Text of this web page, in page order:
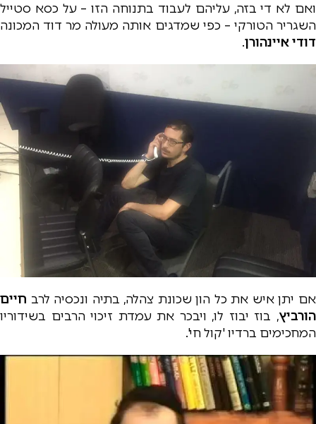
ואם לא די בזה, עליהם לעבוד בתנוחה הזו – על כסא סטייל
השגריר הטורקי – כפי שמדגים אותה מעולה מר דוד המכונה
דודי איינהורן.
אם יתן איש את כל הון שכונת צהלה, בתיה ונכסיה לרב חיים
הורביץ, בוז יבוז לו, ויבכר את עמדת זיכוי הרבים בשידוריו
המחכימים ברדיו 'קול חי'.